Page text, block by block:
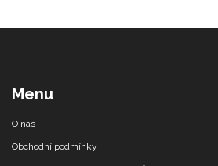
Menu
O nás
Obchodní podmínky